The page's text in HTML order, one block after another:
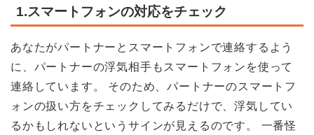
1.スマートフォンの対応をチェック
あなたがパートナーとスマートフォンで連絡するよう
に、パートナーの浮気相手もスマートフォンを使って
連絡しています。 そのため、パートナーのスマートフ
ォンの扱い方をチェックしてみるだけで、浮気してい
るかもしれないというサインが見えるのです。 一番怪